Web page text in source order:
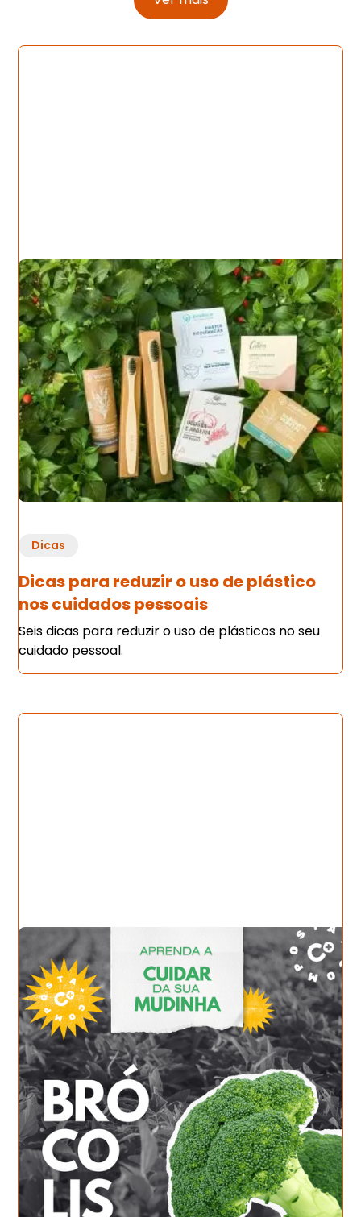
Dicas
Dicas para reduzir o uso de plástico
nos cuidados pessoais
Seis dicas para reduzir o uso de plásticos no seu
cuidado pessoal.